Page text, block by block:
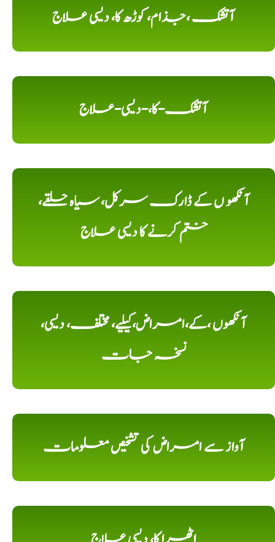
آتشک ،جذام، کوڑھ کا، دیسی علاج
آتشک-کا،-دیسی-علاج
آنکھو ں کے ڈارک سرکل، سیاہ حلقے،
ختم کرنے کا دیسی علاج
آنکھوں ،کے،امراض،کیلیے، مختلف، دیسی،
نسخہ جات
آواز سے امراض کی تشخیص معلومات